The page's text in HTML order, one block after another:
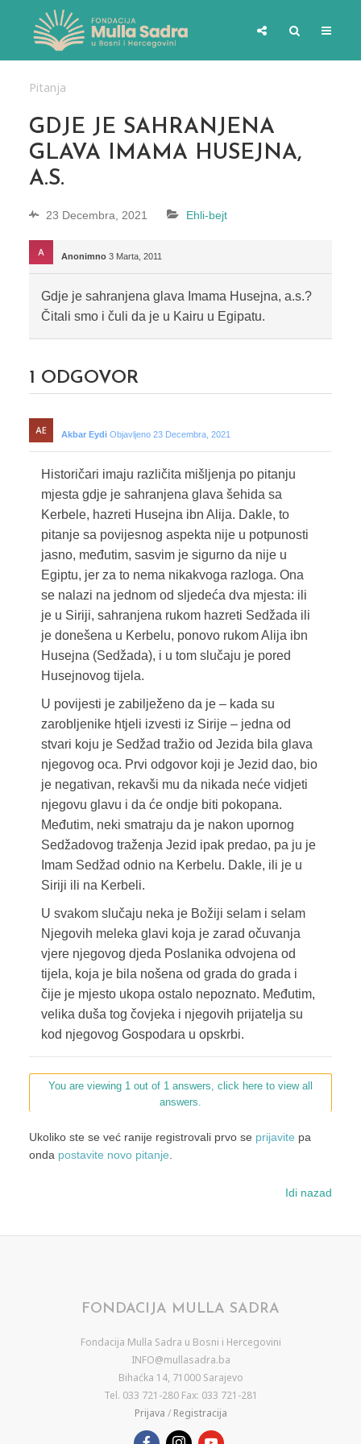
Pitanja
GDJE JE SAHRANJENA
GLAVA IMAMA HUSEJNA,
A.S.
23 Decembra, 2021 Ehli-bejt
Anonimno 3 Marta, 2011
Gdje je sahranjena glava Imama Husejna, a.s.?
Čitali smo i čuli da je u Kairu u Egipatu.
1 ODGOVOR
Akbar Eydi Objavljeno 23 Decembra, 2021
Historičari imaju različita mišljenja po pitanju
mjesta gdje je sahranjena glava šehida sa
Kerbele, hazreti Husejna ibn Alija. Dakle, to
pitanje sa povijesnog aspekta nije u potpunosti
jasno, međutim, sasvim je sigurno da nije u
Egiptu, jer za to nema nikakvoga razloga. Ona
se nalazi na jednom od sljedeća dva mjesta: ili
je u Siriji, sahranjena rukom hazreti Sedžada ili
je donešena u Kerbelu, ponovo rukom Alija ibn
Husejna (Sedžada), i u tom slučaju je pored
Husejnovog tijela.
U povijesti je zabilježeno da je – kada su
zarobljenike htjeli izvesti iz Sirije – jedna od
stvari koju je Sedžad tražio od Jezida bila glava
njegovog oca. Prvi odgovor koji je Jezid dao, bio
je negativan, rekavši mu da nikada neće vidjeti
njegovu glavu i da će ondje biti pokopana.
Međutim, neki smatraju da je nakon upornog
Sedžadovog traženja Jezid ipak predao, pa ju je
Imam Sedžad odnio na Kerbelu. Dakle, ili je u
Siriji ili na Kerbeli.
U svakom slučaju neka je Božiji selam i selam
Njegovih meleka glavi koja je zarad očuvanja
vjere njegovog djeda Poslanika odvojena od
tijela, koja je bila nošena od grada do grada i
čije je mjesto ukopa ostalo nepoznato. Međutim,
velika duša tog čovjeka i njegovih prijatelja su
kod njegovog Gospodara u opskrbi.
You are viewing 1 out of 1 answers, click here to view all
answers.
Ukoliko ste se već ranije registrovali prvo se prijavite pa
onda postavite novo pitanje.
Idi nazad
FONDACIJA MULLA SADRA
Fondacija Mulla Sadra u Bosni i Hercegovini
INFO@mullasadra.ba
Bihaćka 14, 71000 Sarajevo
Tel. 033 721-280 Fax: 033 721-281
Prijava / Registracija